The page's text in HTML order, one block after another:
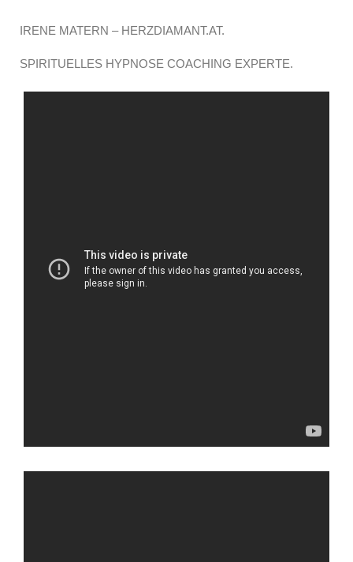
IRENE MATERN – HERZDIAMANT.AT.
SPIRITUELLES HYPNOSE COACHING EXPERTE.